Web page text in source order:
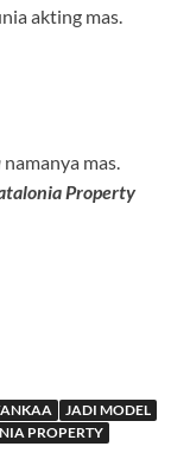
akting mas.
namanya mas.
Property
JADI MODEL
PROPERTY